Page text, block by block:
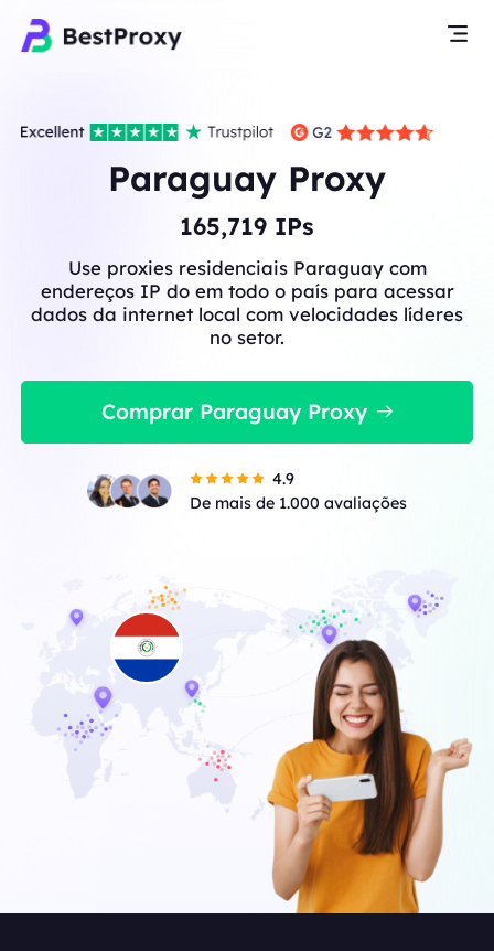
Paraguay Proxy
165,719 IPs
Use proxies residenciais Paraguay com
endereços IP do em todo o país para acessar
dados da internet local com velocidades líderes
no setor.
Comprar Paraguay Proxy
4.9
De mais de 1.000 avaliações